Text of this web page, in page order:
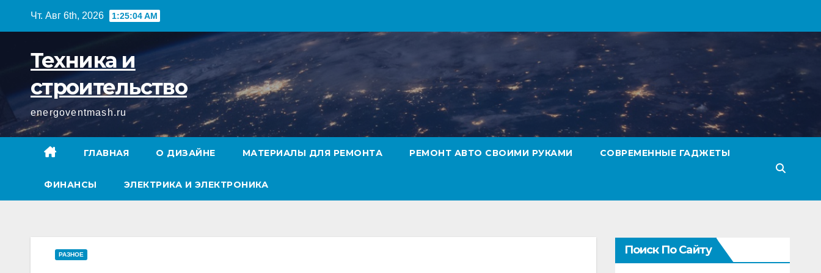
Чт. Авг 6th, 2026 1:25:05 AM
Техника и
строительство
energoventmash.ru
ГЛАВНАЯ О ДИЗАЙНЕ МАТЕРИАЛЫ ДЛЯ РЕМОНТА РЕМОНТ АВТО СВОИМИ РУКАМИ СОВРЕМЕННЫЕ ГАДЖЕТЫ
ФИНАНСЫ ЭЛЕКТРИКА И ЭЛЕКТРОНИКА
РАЗНОЕ Поиск По Сайту